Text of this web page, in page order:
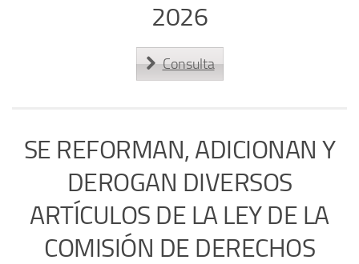
2026
Consulta
SE REFORMAN, ADICIONAN Y
DEROGAN DIVERSOS
ARTÍCULOS DE LA LEY DE LA
COMISIÓN DE DERECHOS